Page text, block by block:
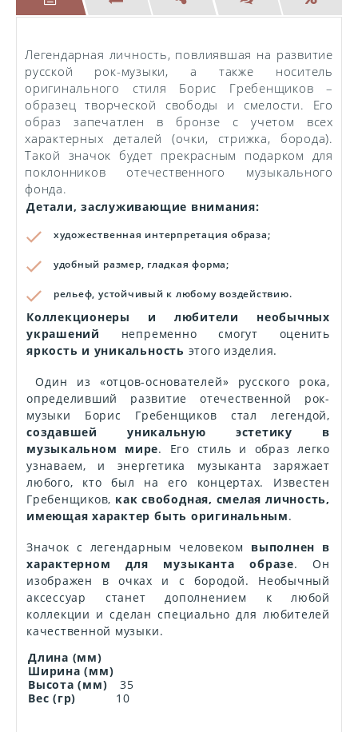
Легендарная личность, повлиявшая на развитие
русской рок-музыки, а также носитель
оригинального стиля Борис Гребенщиков –
образец творческой свободы и смелости. Его
образ запечатлен в бронзе с учетом всех
характерных деталей (очки, стрижка, борода).
Такой значок будет прекрасным подарком для
поклонников отечественного музыкального
фонда.
Детали, заслуживающие внимания:
художественная интерпретация образа;
удобный размер, гладкая форма;
рельеф, устойчивый к любому воздействию.
Коллекционеры и любители необычных
украшений
непременно смогут оценить
яркость и уникальность этого изделия.
Один из «отцов-основателей» русского рока,
определивший развитие отечественной рок-
музыки Борис Гребенщиков стал легендой,
создавшей уникальную эстетику в
музыкальном мире. Его стиль и образ легко
узнаваем, и энергетика музыканта заряжает
любого, кто был на его концертах. Известен
Гребенщиков, как свободная, смелая личность,
имеющая характер быть оригинальным.
Значок с легендарным человеком выполнен в
характерном для музыканта образе. Он
изображен в очках и с бородой. Необычный
аксессуар станет дополнением к любой
коллекции и сделан специально для любителей
качественной музыки.
Длина (мм)
Ширина (мм)
Высота (мм)
35
Вес (гр)
10